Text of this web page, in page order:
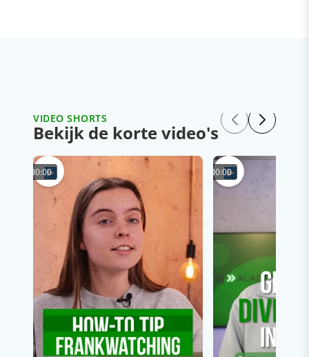
VIDEO SHORTS
Bekijk de korte video's
00:00 00:00